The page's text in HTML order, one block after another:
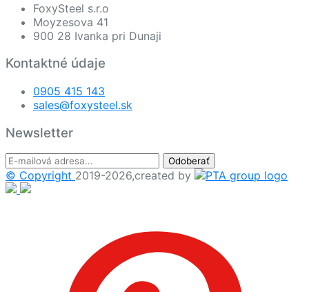
FoxySteel s.r.o
Moyzesova 41
900 28 Ivanka pri Dunaji
Kontaktné údaje
0905 415 143
sales@foxysteel.sk
Newsletter
Odoberať
© Copyright 2019-2026,created by